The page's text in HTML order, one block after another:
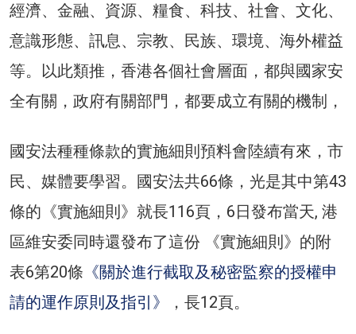
經濟、金融、資源、糧食、科技、社會、文化、
意識形態、訊息、宗教、民族、環境、海外權益
等。以此類推，香港各個社會層面，都與國家安
全有關，政府有關部門，都要成立有關的機制，
國安法種種條款的實施細則預料會陸續有來，市
民、媒體要學習。國安法共66條，光是其中第43
條的《實施細則》就長116頁，6日發布當天, 港
區維安委同時還發布了這份 《實施細則》的附
表6第20條 《關於進行截取及秘密監察的授權申
請的運作原則及指引》
，長12頁。